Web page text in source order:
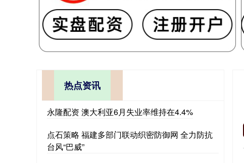
热点资讯
永隆配资 澳大利亚6月失业率维持在4.4%
点石策略 福建多部门联动织密防御网 全力防抗
台风“巴威”